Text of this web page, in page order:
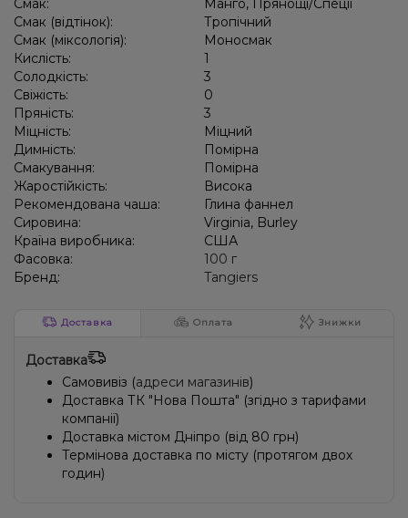
Груша/Дюшес, Імбир Лід/Холодок, М'ята
Журавлина, Спеції/Прянощі, Цитруси
Кактус, Лимонад, Огірок Ожина, Лайм
Ананас, Полуниця, Лайм, Лимон, Манго, Персик
Маракуя Каркаде, Чай, Ягоди
Журавлина, Смородина, Чорниця/Лохина, Ягоди
М'ята Манго, Прянощі/Спеції
Смак:
Манго, Прянощі/Спеції
Смак (відтінок):
Тропічний
Смак (міксологія):
Моносмак
Кислість:
1
Солодкість:
3
Свіжість:
0
Пряність:
3
Міцність:
Міцний
Димність:
Помірна
Смакування:
Помірна
Жаростійкість:
Висока
Рекомендована чаша:
Глина фаннел
Сировина:
Virginia, Burley
Країна виробника:
США
Фасовка:
100 г
Бренд:
Tangiers
Доставка Оплата Знижки
Доставка
Самовивіз (адреси магазинів)
Доставка ТК "Нова Пошта" (згідно з тарифами
компанії)
Доставка містом Дніпро (від 80 грн)
Термінова доставка по місту (протягом двох
годин)